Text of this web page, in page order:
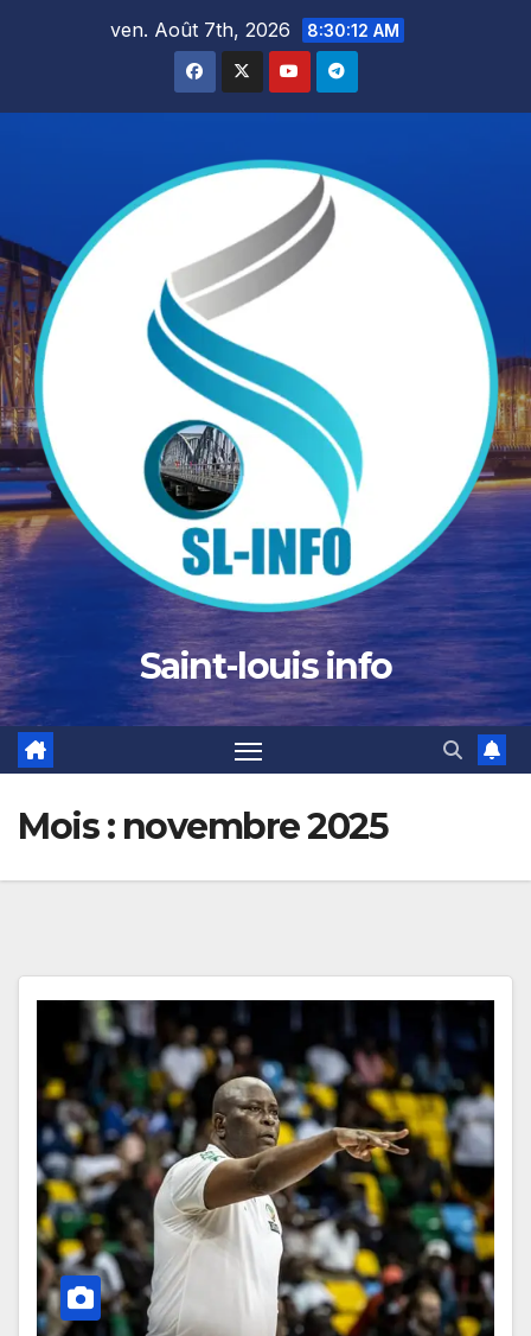
ven. Août 7th, 2026 8:30:13 AM
Saint-louis info
Mois : novembre 2025